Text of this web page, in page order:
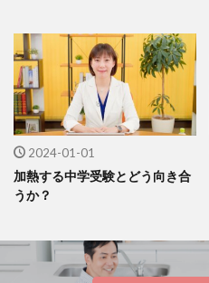
2024-01-01
加熱する中学受験とどう向き合
うか？